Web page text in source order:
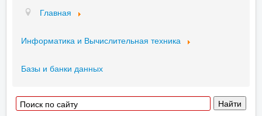
Главная
Информатика и Вычислительная техника
Базы и банки данных